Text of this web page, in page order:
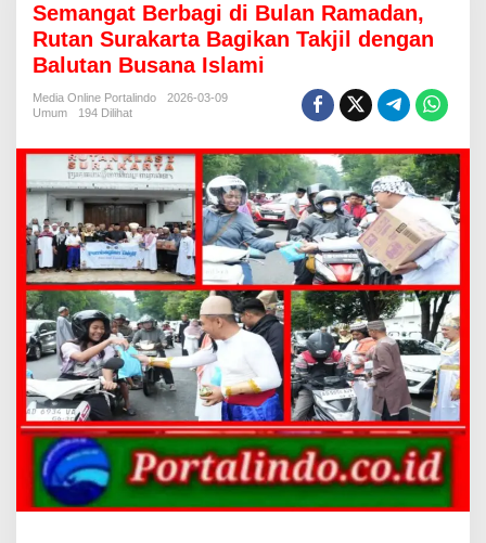
m
a
n
g
a
e
r
b
a
g
i
d
i
B
u
l
a
n
R
a
m
a
d
Semangat Berbagi di Bulan Ramadan,
Rutan Surakarta Bagikan Takjil dengan
Balutan Busana Islami
Media Online Portalindo
2026-03-09
Umum
194 Dilihat